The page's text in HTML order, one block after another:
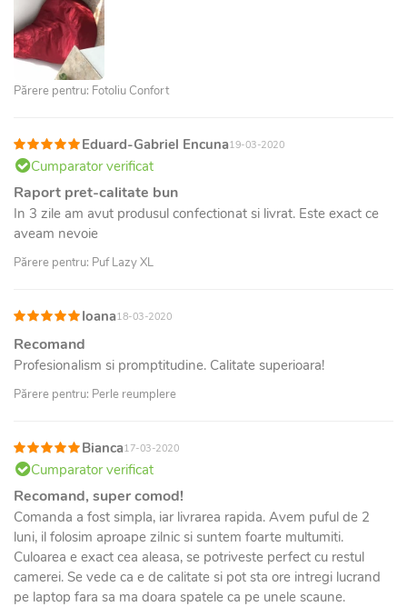
Părere pentru: Fotoliu Confort
Eduard-Gabriel Encuna19-03-2020
Cumparator verificat
Raport pret-calitate bun
In 3 zile am avut produsul confectionat si livrat. Este exact ce
aveam nevoie
Părere pentru: Puf Lazy XL
Ioana18-03-2020
Recomand
Profesionalism si promptitudine. Calitate superioara!
Părere pentru: Perle reumplere
Bianca17-03-2020
Cumparator verificat
Recomand, super comod!
Comanda a fost simpla, iar livrarea rapida. Avem puful de 2
luni, il folosim aproape zilnic si suntem foarte multumiti.
Culoarea e exact cea aleasa, se potriveste perfect cu restul
camerei. Se vede ca e de calitate si pot sta ore intregi lucrand
pe laptop fara sa ma doara spatele ca pe unele scaune.